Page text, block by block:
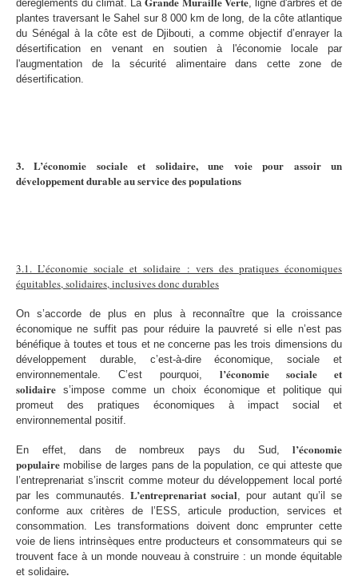
dérèglements du climat. La
, ligne d'arbres et de
plantes traversant le Sahel sur 8 000 km de long, de la côte atlantique
du Sénégal à la côte est de Djibouti, a comme objectif d’enrayer la
désertification en venant en soutien à l'économie locale par
l'augmentation de la sécurité alimentaire dans cette zone de
désertification.
3. L’économie sociale et solidaire, une voie pour assoir un
développement durable au service des populations
3.1. L’économie sociale et solidaire : vers des pratiques économiques
équitables, solidaires, inclusives donc durables
On s’accorde de plus en plus à reconnaître que la croissance
économique ne suffit pas pour réduire la pauvreté si elle n’est pas
bénéfique à toutes et tous et ne concerne pas les trois dimensions du
développement durable, c’est-à-dire économique, sociale et
environnementale. C’est pourquoi, l’économie sociale et
solidaire s’impose comme un choix économique et politique qui
promeut des pratiques économiques à impact social et
environnemental positif.
En effet, dans de nombreux pays du Sud, l’économie
populaire mobilise de larges pans de la population, ce qui atteste que
l’entreprenariat s’inscrit comme moteur du développement local porté
par les communautés. L’entreprenariat social, pour autant qu’il se
conforme aux critères de l’ESS, articule production, services et
consommation. Les transformations doivent donc emprunter cette
voie de liens intrinsèques entre producteurs et consommateurs qui se
trouvent face à un monde nouveau à construire : un monde équitable
et solidaire.